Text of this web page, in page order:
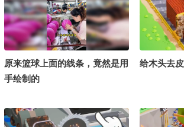
原来篮球上面的线条，竟然是用
手绘制的
给木头去